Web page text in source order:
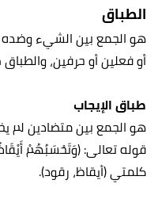
الطباق
هو الجمع بين الشيء وضده
أو فعلين أو حرفين، والطباق
طباق الإيجاب
هو الجمع بين متضادين لم
قوله تعالى: (وَتَحْسَبُهُمْ
كلمتي (أيقاظ، رقود).